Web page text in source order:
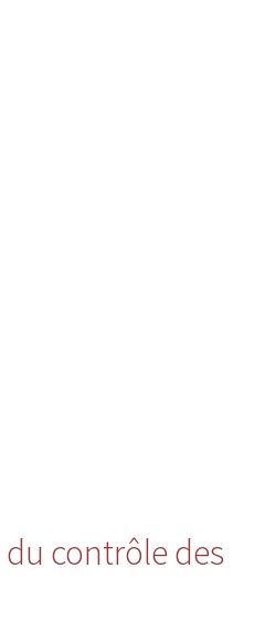
contrôle des